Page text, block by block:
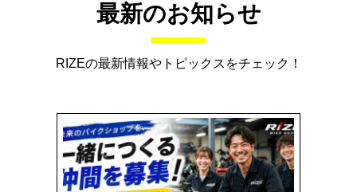
最新のお知らせ
RIZEの最新情報やトピックスをチェック！